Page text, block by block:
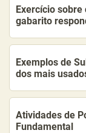
Exercício
gabarito
Exemplos de
dos mais
Atividades de
Fundamental